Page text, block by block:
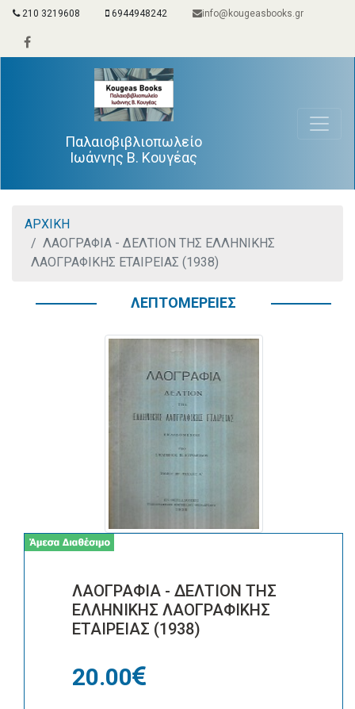
210 3219608 6944948242 info@kougeasbooks.gr
Παλαιοβιβλιοπωλείο
Ιωάννης Β. Κουγέας
ΑΡΧΙΚΗ
ΛΑΟΓΡΑΦΙΑ - ΔΕΛΤΙΟΝ ΤΗΣ ΕΛΛΗΝΙΚΗΣ
ΛΑΟΓΡΑΦΙΚΗΣ ΕΤΑΙΡΕΙΑΣ (1938)
ΛΕΠΤΟΜΕΡΕΙΕΣ
ΛΑΟΓΡΑΦΙΑ - ΔΕΛΤΙΟΝ ΤΗΣ
ΕΛΛΗΝΙΚΗΣ ΛΑΟΓΡΑΦΙΚΗΣ
ΕΤΑΙΡΕΙΑΣ (1938)
20.00